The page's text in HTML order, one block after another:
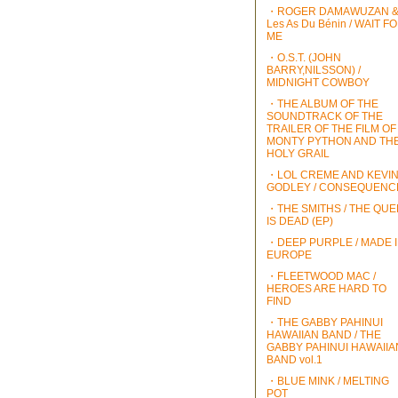
・ROGER DAMAWUZAN &
Les As Du Bénin / WAIT
ME
・O.S.T. (JOHN
BARRY,NILSSON) /
MIDNIGHT COWBOY
・THE ALBUM OF THE
SOUNDTRACK OF THE
TRAILER OF THE FILM OF
MONTY PYTHON AND
HOLY GRAIL
・LOL CREME AND KEVIN
GODLEY /
・THE SMITHS / THE
IS DEAD (EP)
・DEEP PURPLE / MADE
EUROPE
・FLEETWOOD MAC /
HEROES ARE HARD TO
FIND
・THE GABBY PAHINUI
HAWAIIAN BAND / THE
GABBY PAHINUI
BAND vol.1
・BLUE MINK / MELTING
POT